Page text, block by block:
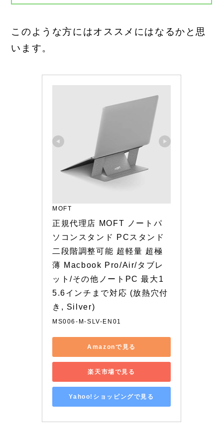
このような方にはオススメにはなるかと思
います。
MOFT
正規代理店 MOFT ノートパ
ソコンスタンド PCスタンド
二段階調整可能 超軽量 超極
薄 Macbook Pro/Air/タブレ
ット/その他ノートPC 最大1
5.6インチまで対応 (放熱穴付
き, Silver)
MS006-M-SLV-EN01
Amazonで見る
楽天市場で見る
Yahoo!ショッピングで見る